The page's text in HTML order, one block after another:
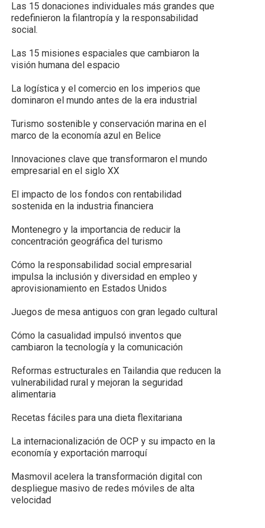
Las 15 donaciones individuales más grandes que
redefinieron la filantropía y la responsabilidad
social.
Las 15 misiones espaciales que cambiaron la
visión humana del espacio
La logística y el comercio en los imperios que
dominaron el mundo antes de la era industrial
Turismo sostenible y conservación marina en el
marco de la economía azul en Belice
Innovaciones clave que transformaron el mundo
empresarial en el siglo XX
El impacto de los fondos con rentabilidad
sostenida en la industria financiera
Montenegro y la importancia de reducir la
concentración geográfica del turismo
Cómo la responsabilidad social empresarial
impulsa la inclusión y diversidad en empleo y
aprovisionamiento en Estados Unidos
Juegos de mesa antiguos con gran legado cultural
Cómo la casualidad impulsó inventos que
cambiaron la tecnología y la comunicación
Reformas estructurales en Tailandia que reducen la
vulnerabilidad rural y mejoran la seguridad
alimentaria
Recetas fáciles para una dieta flexitariana
La internacionalización de OCP y su impacto en la
economía y exportación marroquí
Masmovil acelera la transformación digital con
despliegue masivo de redes móviles de alta
velocidad